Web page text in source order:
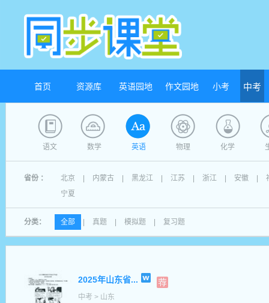
首页 资源库 英语园地 作文园地 小考 中考
语文 数学 英语 物理 化学
省份 ： 北京 内蒙古 黑龙江 江苏 浙江 安徽
宁夏
分类： 全部 真题 模拟题 复习题
2025年山东省...
中考 > 山东